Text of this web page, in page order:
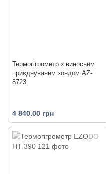
Термогігрометр з виносним
приєднуваним зондом AZ-
8723
4 840.00 грн